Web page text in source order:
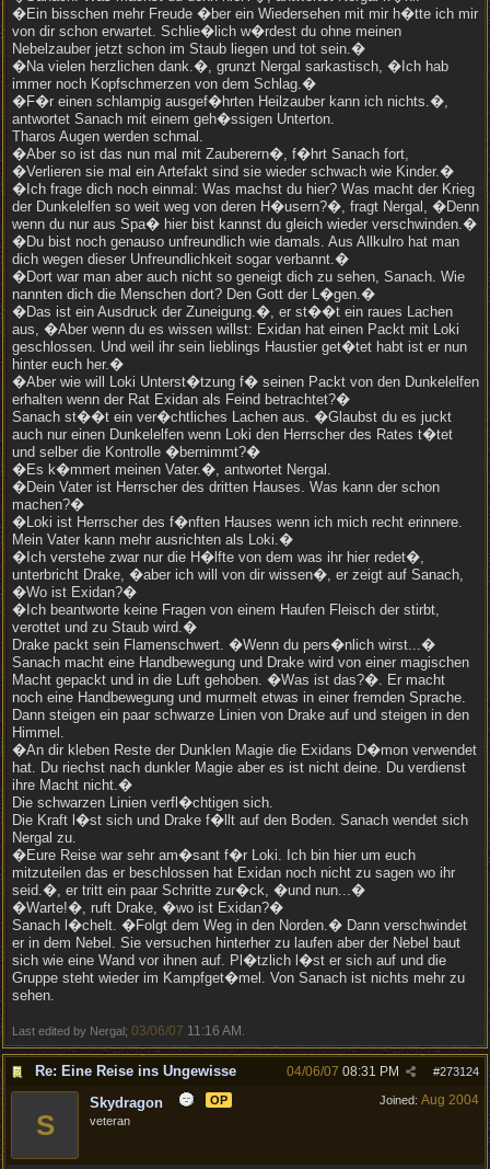
�Ein bisschen mehr Freude �ber ein Wiedersehen mit mir h�tte ich mir
von dir schon erwartet. Schlie�lich w�rdest du ohne meinen
Nebelzauber jetzt schon im Staub liegen und tot sein.�
�Na vielen herzlichen dank.�, grunzt Nergal sarkastisch, �Ich hab
immer noch Kopfschmerzen von dem Schlag.�
�F�r einen schlampig ausgef�hrten Heilzauber kann ich nichts.�,
antwortet Sanach mit einem geh�ssigen Unterton.
Tharos Augen werden schmal.
�Aber so ist das nun mal mit Zauberern�, f�hrt Sanach fort,
�Verlieren sie mal ein Artefakt sind sie wieder schwach wie Kinder.�
�Ich frage dich noch einmal: Was machst du hier? Was macht der Krieg
der Dunkelelfen so weit weg von deren H�usern?�, fragt Nergal, �Denn
wenn du nur aus Spa� hier bist kannst du gleich wieder verschwinden.�
�Du bist noch genauso unfreundlich wie damals. Aus Allkulro hat man
dich wegen dieser Unfreundlichkeit sogar verbannt.�
�Dort war man aber auch nicht so geneigt dich zu sehen, Sanach. Wie
nannten dich die Menschen dort? Den Gott der L�gen.�
�Das ist ein Ausdruck der Zuneigung.�, er st��t ein raues Lachen
aus, �Aber wenn du es wissen willst: Exidan hat einen Packt mit Loki
geschlossen. Und weil ihr sein lieblings Haustier get�tet habt ist er nun
hinter euch her.�
�Aber wie will Loki Unterst�tzung f� seinen Packt von den Dunkelelfen
erhalten wenn der Rat Exidan als Feind betrachtet?�
Sanach st��t ein ver�chtliches Lachen aus. �Glaubst du es juckt
auch nur einen Dunkelelfen wenn Loki den Herrscher des Rates t�tet
und selber die Kontrolle �bernimmt?�
�Es k�mmert meinen Vater.�, antwortet Nergal.
�Dein Vater ist Herrscher des dritten Hauses. Was kann der schon
machen?�
�Loki ist Herrscher des f�nften Hauses wenn ich mich recht erinnere.
Mein Vater kann mehr ausrichten als Loki.�
�Ich verstehe zwar nur die H�lfte von dem was ihr hier redet�,
unterbricht Drake, �aber ich will von dir wissen�, er zeigt auf Sanach,
�Wo ist Exidan?�
�Ich beantworte keine Fragen von einem Haufen Fleisch der stirbt,
verottet und zu Staub wird.�
Drake packt sein Flamenschwert. �Wenn du pers�nlich wirst...�
Sanach macht eine Handbewegung und Drake wird von einer magischen
Macht gepackt und in die Luft gehoben. �Was ist das?�. Er macht
noch eine Handbewegung und murmelt etwas in einer fremden Sprache.
Dann steigen ein paar schwarze Linien von Drake auf und steigen in den
Himmel.
�An dir kleben Reste der Dunklen Magie die Exidans D�mon verwendet
hat. Du riechst nach dunkler Magie aber es ist nicht deine. Du verdienst
ihre Macht nicht.�
Die schwarzen Linien verfl�chtigen sich.
Die Kraft l�st sich und Drake f�llt auf den Boden. Sanach wendet sich
Nergal zu.
�Eure Reise war sehr am�sant f�r Loki. Ich bin hier um euch
mitzuteilen das er beschlossen hat Exidan noch nicht zu sagen wo ihr
seid.�, er tritt ein paar Schritte zur�ck, �und nun...�
�Warte!�, ruft Drake, �wo ist Exidan?�
Sanach l�chelt. �Folgt dem Weg in den Norden.� Dann verschwindet
er in dem Nebel. Sie versuchen hinterher zu laufen aber der Nebel baut
sich wie eine Wand vor ihnen auf. Pl�tzlich l�st er sich auf und die
Gruppe steht wieder im Kampfget�mel. Von Sanach ist nichts mehr zu
sehen.
Last edited by Nergal; 03/06/07 11:16 AM
Re: Eine Reise ins Ungewisse #273124
04/06/07 08:31 PM
Joined: Aug 2004
S
Skydragon
OP
veteran